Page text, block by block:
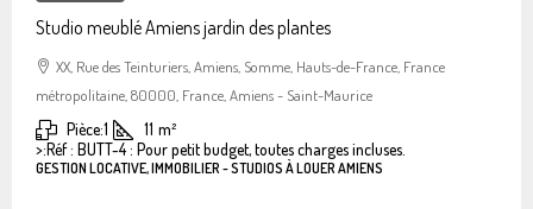
Studio meublé Amiens jardin des plantes
XX, Rue des Teinturiers, Amiens, Somme, Hauts-de-France, France
métropolitaine, 80000, France, Amiens - Saint-Maurice
Pièce:1 11 m²
>:Réf : BUTT-4 : Pour petit budget, toutes charges incluses.
GESTION LOCATIVE, IMMOBILIER - STUDIOS À LOUER AMIENS